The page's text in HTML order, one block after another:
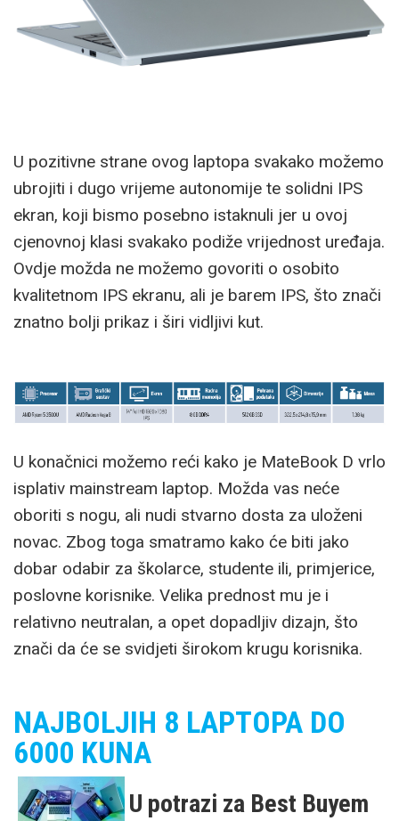
U pozitivne strane ovog laptopa svakako možemo
ubrojiti i dugo vrijeme autonomije te solidni IPS
ekran, koji bismo posebno istaknuli jer u ovoj
cjenovnoj klasi svakako podiže vrijednost uređaja.
Ovdje možda ne možemo govoriti o osobito
kvalitetnom IPS ekranu, ali je barem IPS, što znači
znatno bolji prikaz i širi vidljivi kut.
U konačnici možemo reći kako je MateBook D vrlo
isplativ mainstream laptop. Možda vas neće
oboriti s nogu, ali nudi stvarno dosta za uloženi
novac. Zbog toga smatramo kako će biti jako
dobar odabir za školarce, studente ili, primjerice,
poslovne korisnike. Velika prednost mu je i
relativno neutralan, a opet dopadljiv dizajn, što
znači da će se svidjeti širokom krugu korisnika.
NAJBOLJIH 8 LAPTOPA DO
6000 KUNA
U potrazi za Best Buyem